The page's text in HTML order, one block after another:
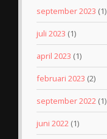
september 2023 (1)
juli 2023 (1)
april 2023 (1)
februari 2023 (2)
september 2022 (1)
juni 2022 (1)